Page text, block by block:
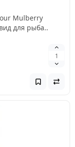
Mulberry
для рыба..